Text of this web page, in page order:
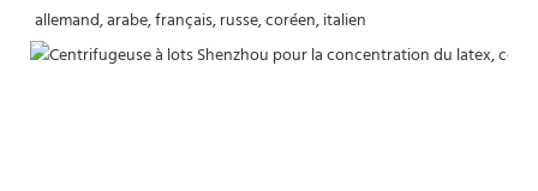
allemand, arabe, français, russe, coréen, italien